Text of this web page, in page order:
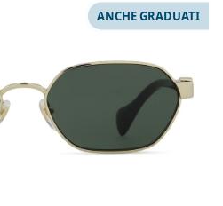
ANCHE GRADUATI